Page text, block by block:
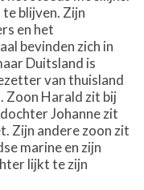
blijven. Zijn
en het
bevinden zich in
Duitsland is
van thuisland
Zoon Harald zit bij
dochter Johanne zit
Zijn andere zoon zit
marine en zijn
lijkt te zijn